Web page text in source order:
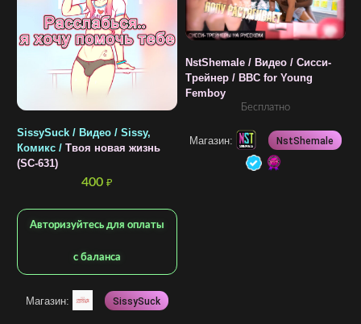
SissySuck / Видео / Sissy,
Комикс / Твоя новая жизнь
(SC-631)
400 ₽
Авторизуйтесь для оплаты
с баланса
Магазин: SissySuck
NstShemale / Видео / Сисси-
Трейнер / BBC for Young
Femboy
Бесплатно
Магазин: NstShemale